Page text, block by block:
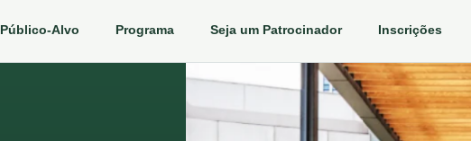
Público-Alvo Programa Seja um Patrocinador Inscrições